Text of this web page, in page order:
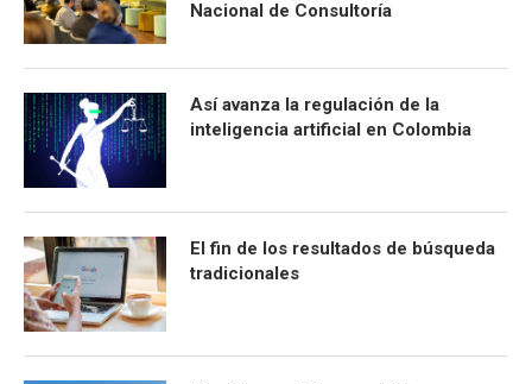
Nacional de Consultoría
Así avanza la regulación de la
inteligencia artificial en Colombia
El fin de los resultados de búsqueda
tradicionales